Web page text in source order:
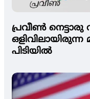
പ്രവീണ്‍
പിടിയില്‍